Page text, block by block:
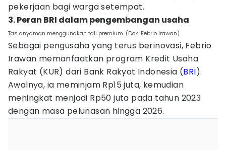
pekerjaan bagi warga setempat.
3. Peran BRI dalam pengembangan usaha
Tas anyaman menggunakan tali premium. (Dok. Febrio Irawan)
Sebagai pengusaha yang terus berinovasi, Febrio
Irawan memanfaatkan program Kredit Usaha
Rakyat (KUR) dari Bank Rakyat Indonesia (BRI).
Awalnya, ia meminjam Rp15 juta, kemudian
meningkat menjadi Rp50 juta pada tahun 2023
dengan masa pelunasan hingga 2026.